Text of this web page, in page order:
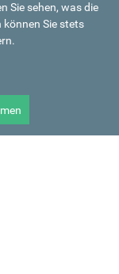
Sie sehen, was die
können Sie stets